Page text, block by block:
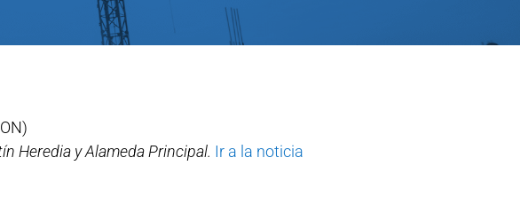
Heredia y Alameda Principal. Ir a la noticia